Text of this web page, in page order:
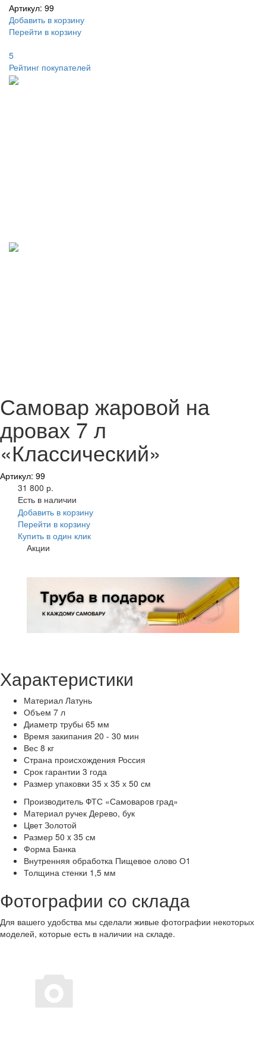
Артикул: 99
Добавить в корзину
Перейти в корзину
5
Рейтинг покупателей
Самовар жаровой на
дровах 7 л
«Классический»
Артикул: 99
31 800 р.
Есть в наличии
Добавить в корзину
Перейти в корзину
Купить в один клик
Акции
Характеристики
Материал Латунь
Объем 7 л
Диаметр трубы 65 мм
Время закипания 20 - 30 мин
Вес 8 кг
Страна происхождения Россия
Срок гарантии 3 года
Размер упаковки 35 х 35 х 50 см
Производитель ФТС «Самоваров град»
Материал ручек Дерево, бук
Цвет Золотой
Размер 50 x 35 см
Форма Банка
Внутренняя обработка Пищевое олово О1
Толщина стенки 1,5 мм
Фотографии со склада
Для вашего удобства мы сделали живые фотографии некоторых
моделей, которые есть в наличии на складе.